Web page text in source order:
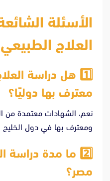
الأسئلة
العلاج
1️⃣ هل دراسة
معترف بها دوليًا؟
نعم، الشهادات معتمدة من
ومعترف بها في دول الخليج
2️⃣ ما مدة
مصر؟